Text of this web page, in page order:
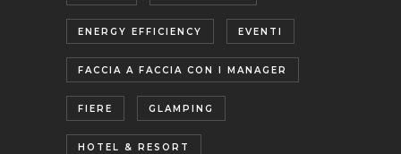
ENERGY EFFICIENCY EVENTI
FACCIA A FACCIA CON I MANAGER
FIERE GLAMPING
HOTEL & RESORT